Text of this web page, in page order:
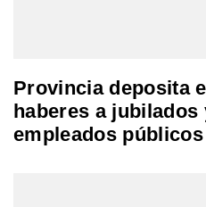
Provincia deposita
haberes a jubilados
empleados